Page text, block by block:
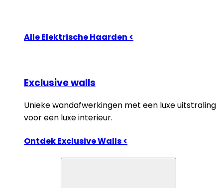
Alle Elektrische Haarden <
Exclusive walls
Unieke wandafwerkingen met een luxe uitstraling
voor een luxe interieur.
Ontdek Exclusive Walls <